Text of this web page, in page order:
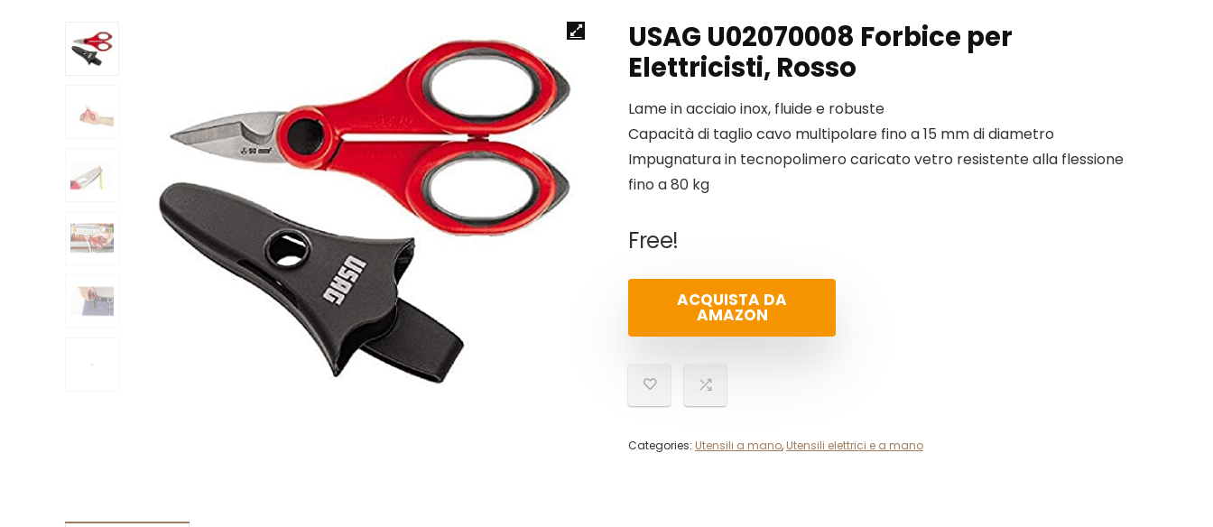
USAG U02070008 Forbice per
Elettricisti, Rosso
Lame in acciaio inox, fluide e robuste
Capacità di taglio cavo multipolare fino a 15 mm di diametro
Impugnatura in tecnopolimero caricato vetro resistente alla flessione
fino a 80 kg
Free!
ACQUISTA DA
AMAZON
Categories: Utensili a mano, Utensili elettrici e a mano